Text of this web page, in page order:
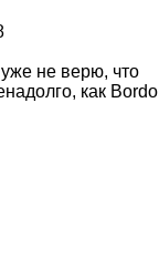
не верю, что
как Bordo